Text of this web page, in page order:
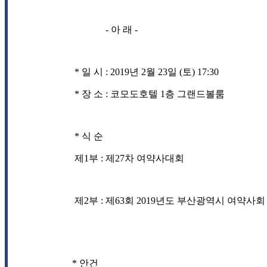
- 아 래 -
* 일 시 : 2019년 2월 23일 (토) 17:30
* 장 소 : 코모도호텔 1 층 그랜드볼룸
* 식 순
제 1 부 : 제 27차 여약사대회
제 2부 : 제 63회 2019년도 부산광역시 여약사
* 안건